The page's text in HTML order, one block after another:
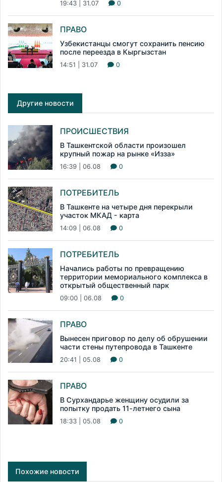
19:43 | 31.07 0
ПРАВО
Узбекистанцы смогут сохранить пенсию
после переезда в Кыргызстан
14:51 | 31.07 0
Другие новости
ПРОИСШЕСТВИЯ
В Ташкентской области произошел
крупный пожар на рынке «Изза»
16:39 | 06.08 0
ПОТРЕБИТЕЛЬ
В Ташкенте на четыре дня перекрыли
участок МКАД - карта
14:09 | 06.08 0
ПОТРЕБИТЕЛЬ
Начались работы по превращению
территории мемориального комплекса в
открытый общественный парк
09:00 | 06.08 0
ПРАВО
Вынесен приговор по делу об обрушении
части стены путепровода в Ташкенте
20:41 | 05.08 0
ПРАВО
В Сурхандарье женщину осудили за
попытку продать 11-летнего сына
18:33 | 05.08 0
Похожие новости